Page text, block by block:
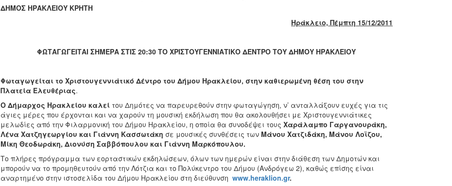
ΔΗΜΟΣ ΗΡΑΚΛΕΙΟΥ ΚΡΗΤΗ
Ηράκλειο, Πέμπτη 15/12/2011
ΦΩΤΑΓΩΓΕΙΤΑΙ ΣΗΜΕΡΑ ΣΤΙΣ 20:30 ΤΟ ΧΡΙΣΤΟΥΓΕΝΝΙΑΤΙΚΟ ΔΕΝΤΡΟ ΤΟΥ ΔΗΜΟΥ ΗΡΑΚΛΕΙΟΥ
Φωταγωγείται το Χριστουγεννιάτικό Δέντρο του Δήμου Ηρακλείου, στην καθιερωμένη θέση του στην
Πλατεία Ελευθέριας.
Ο Δήμαρχος Ηρακλείου καλεί του Δημότες να παρευρεθούν στην φωταγώγηση, ν’ ανταλλάξουν ευχές για τις
άγιες μέρες που έρχονται και να χαρούν τη μουσική εκδήλωση που θα ακολουθήσει με Χριστουγεννιάτικες
μελωδίες από την Φιλαρμονική του Δήμου Ηρακλείου, η οποία θα συνοδέψει τους Χαράλαμπο Γαργανουράκη,
Λένα Χατζηγεωργίου και Γιάννη Κασσωτάκη σε μουσικές συνθέσεις τωνΜάνου Χατζιδάκη, Μάνου Λοϊζου,
Μίκη Θεοδωράκη, Διονύση Σαββόπουλου και Γιάννη Μαρκόπουλου.
Το πλήρες πρόγραμμα των εορταστικών εκδηλώσεων, όλων των ημερών είναι στην διάθεση των Δημοτών και
μπορούν να το προμηθευτούν από την Λότζια και το Πολύκεντρο του Δήμου (Ανδρόγεω 2), καθώς επίσης είναι
αναρτημένο στην ιστοσελίδα του Δήμου Ηρακλείου στη διεύθυνση www.heraklion.gr.